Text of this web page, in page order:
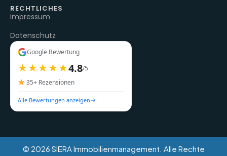
RECHTLICHES
Impressum
Datenschutz
Google Bewertung
★★★★★4.8/5
35+ Rezensionen
Alle Bewertungen anzeigen→
© 2026 SIERA Immobilienmanagement. Alle Rechte